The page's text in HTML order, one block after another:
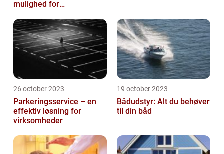
mulighed for
26 october 2023
Parkeringsservice – en
effektiv løsning for
virksomheder
19 october 2023
Bådudstyr: Alt du behøver
til din båd